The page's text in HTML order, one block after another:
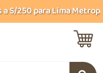
250 para Lima